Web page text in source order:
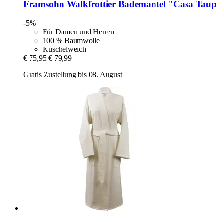
Framsohn Walkfrottier Bademantel "Casa
-5%
Für Damen und Herren
100 % Baumwolle
Kuschelweich
€ 75,95 € 79,99
Gratis Zustellung bis 08. August